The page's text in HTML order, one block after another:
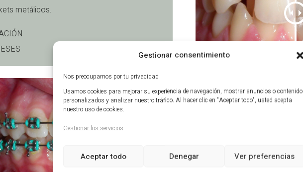
Gestionar consentimiento
Nos preocupamos por tu privacidad
Usamos cookies para mejorar su experiencia de navegación, mostrar anuncios o contenido
personalizados y analizar nuestro tráfico. Al hacer clic en "Aceptar todo", usted acepta
nuestro uso de cookies.
Gestionar los servicios
Aceptar todo Denegar Ver preferencias
metálicos.
ANTES